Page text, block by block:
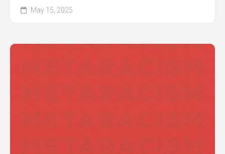
May 15, 2025